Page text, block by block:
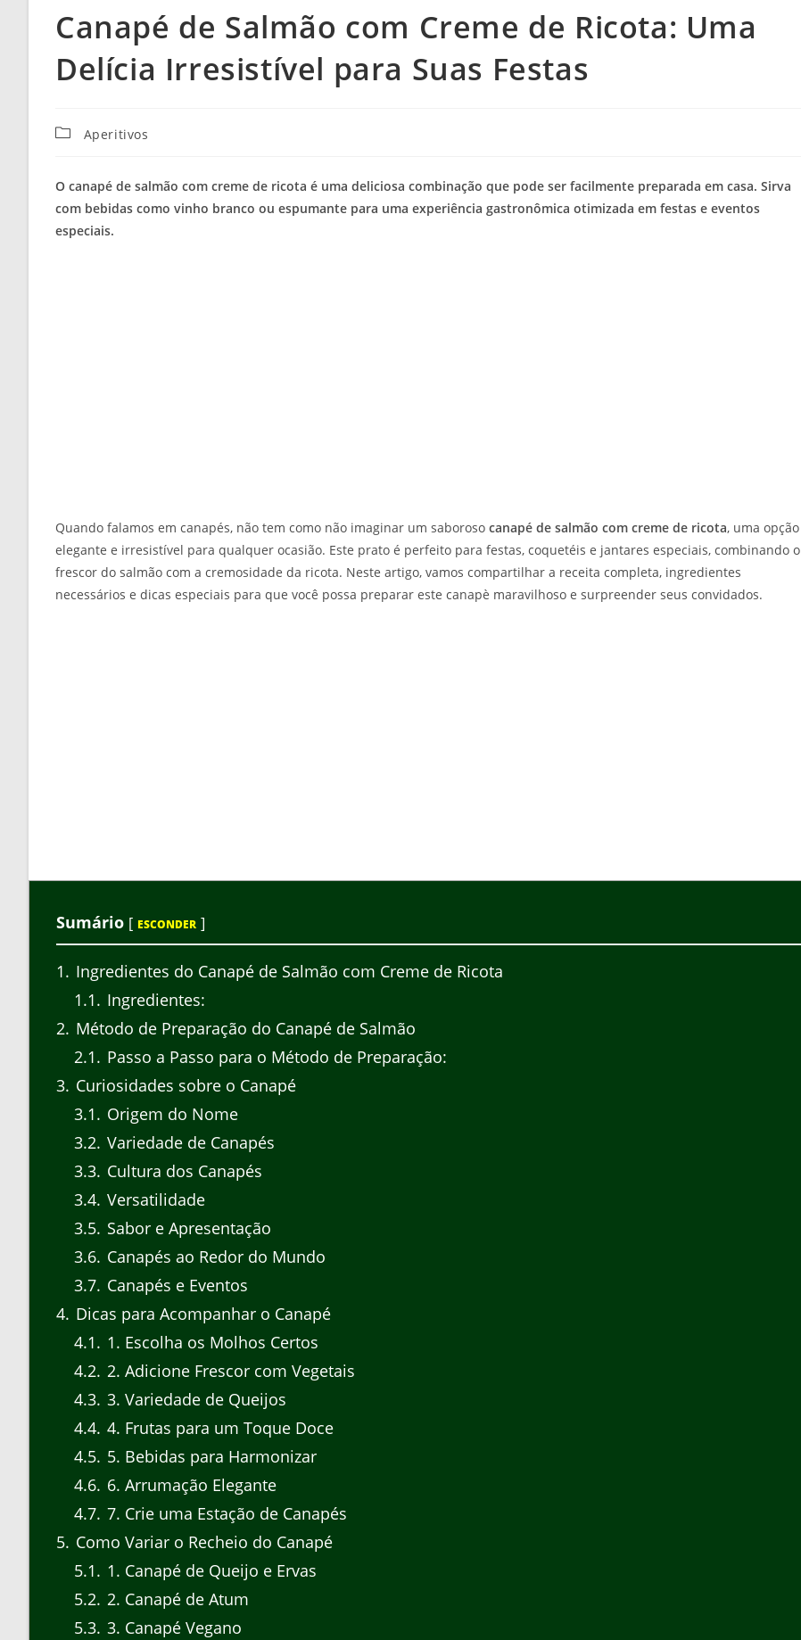
Canapé de Salmão com Creme de Ricota: Uma
Delícia Irresistível para Suas Festas
Categoria
Aperitivos
O canapé de salmão com creme de ricota é uma deliciosa combinação que pode ser facilmente preparada em casa. Sirva
com bebidas como vinho branco ou espumante para uma experiência gastronômica otimizada em festas e eventos
especiais.
Quando falamos em canapés, não tem como não imaginar um saboroso canapé de salmão com creme de ricota, uma opção
elegante e irresistível para qualquer ocasião. Este prato é perfeito para festas, coquetéis e jantares especiais, combinando o
frescor do salmão com a cremosidade da ricota. Neste artigo, vamos compartilhar a receita completa, ingredientes
necessários e dicas especiais para que você possa preparar este canapè maravilhoso e surpreender seus convidados.
Sumário [ ESCONDER ]
1
Ingredientes do Canapé de Salmão com Creme de Ricota
1.1
Ingredientes:
2 Método de Preparação do Canapé de Salmão
2.1
Passo a Passo para o Método de Preparação:
3 Curiosidades sobre o Canapé
3.1
Origem do Nome
3.2 Variedade de Canapés
3.3 Cultura dos Canapés
3.4 Versatilidade
3.5 Sabor e Apresentação
3.6 Canapés ao Redor do Mundo
3.7 Canapés e Eventos
4 Dicas para Acompanhar o Canapé
4.1
1. Escolha os Molhos Certos
4.2 2. Adicione Frescor com Vegetais
4.3 3. Variedade de Queijos
4.4 4. Frutas para um Toque Doce
4.5 5. Bebidas para Harmonizar
4.6 6. Arrumação Elegante
4.7 7. Crie uma Estação de Canapés
5 Como Variar o Recheio do Canapé
5.1
1. Canapé de Queijo e Ervas
5.2 2. Canapé de Atum
5.3 3. Canapé Vegano